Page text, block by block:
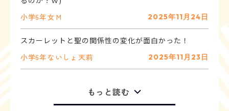
小学6年女 M 2025年11月24日
小学6年 ないしょ 天莉 2025年11月23日
もっと読む